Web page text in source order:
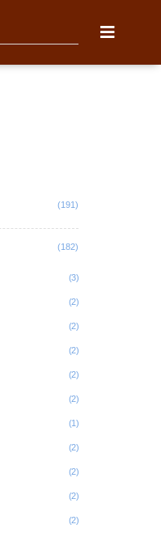
(191)
(182)
(3)
(2)
(2)
(2)
(2)
(2)
(1)
(2)
(2)
(2)
(2)